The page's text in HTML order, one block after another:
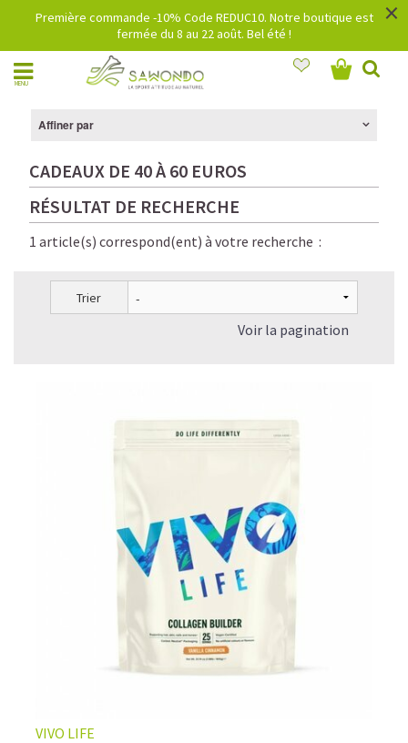
Première commande -10% Code REDUC10. Notre boutique est
fermée du 8 au 22 août. Bel été !
×
MENU
Affiner par
CADEAUX DE 40 À 60 EUROS
RÉSULTAT DE RECHERCHE
1 article(s) correspond(ent) à votre recherche :
Trier
Voir la pagination
VIVO LIFE